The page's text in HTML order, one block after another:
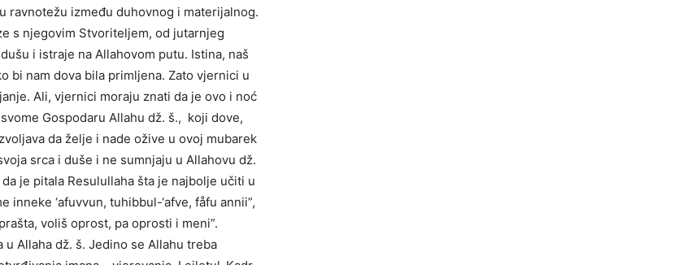
ravnotežu između duhovnog i materijalnog.
s njegovim Stvoriteljem, od jutarnjeg
i istraje na Allahovom putu. Istina, naš
bi nam dova bila primljena. Zato vjernici u
Ali, vjernici moraju znati da je ovo i noć
Gospodaru Allahu dž. š., koji dove,
da želje i nade ožive u ovoj mubarek
srca i duše i ne sumnjaju u Allahovu dž.
je pitala Resulullaha šta je najbolje učiti u
‘afuvvun, tuhibbul-‘afve, fåfu annii”,
voliš oprost, pa oprosti i meni”.
Allaha dž. š. Jedino se Allahu treba